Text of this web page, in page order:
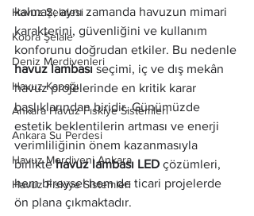
Havuz Şelalesi
Kobra Şelale
Deniz Merdivenleri
Havuz Kapağı
Ankara Havuz Fıskiye Sistemleri
Ankara Su Perdesi
Havuz Merdiveni Ankara
Havuz Fıskiye Sistemleri
kalmaz; aynı zamanda havuzun mimari
karakterini, güvenliğini ve kullanım
konforunu doğrudan etkiler. Bu nedenle
havuz lambası seçimi, iç ve dış mekân
havuz projelerinde en kritik karar
başlıklarından biridir. Günümüzde
estetik beklentilerin artması ve enerji
verimliliğinin önem kazanmasıyla
birlikte havuz lambası LED çözümleri,
hem bireysel hem de ticari projelerde
ön plana çıkmaktadır.